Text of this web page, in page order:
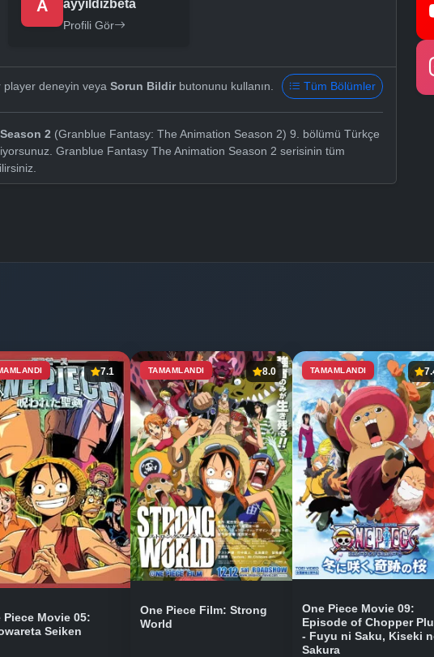
A ayyildizbeta
Profili Gör
player deneyin veya Sorun Bildirbutonunu kullanın. Tüm Bölümler
2 (Granblue Fantasy: The Animation Season 2) 9. bölümü Türkçe
Granblue Fantasy The Animation Season 2 serisinin tüm
7.1
Piece Movie 05:
Seiken
TAMAMLANDI 8.0
One Piece Film: Strong
World
TAMAMLANDI
One Piece Movie 09:
Episode of Chopper
- Fuyu ni Saku, Kiseki
Sakura